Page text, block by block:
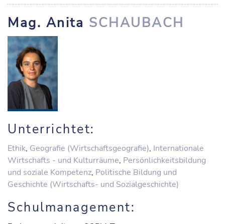
Mag. Anita SCHAUBACH
Unterrichtet:
Ethik, Geografie (Wirtschaftsgeografie), Internationale
Wirtschafts - und Kulturräume, Persönlichkeitsbildung
und soziale Kompetenz, Politische Bildung und
Geschichte (Wirtschafts- und Sozialgeschichte)
Schulmanagement: